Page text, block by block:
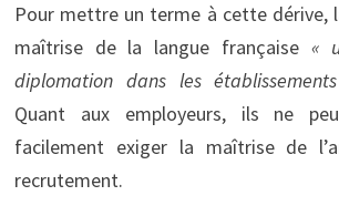
Pour mettre un terme à cette dérive,
maîtrise de la langue française «
diplomation dans les
Quant aux employeurs, ils ne
facilement exiger la maîtrise de
recrutement.